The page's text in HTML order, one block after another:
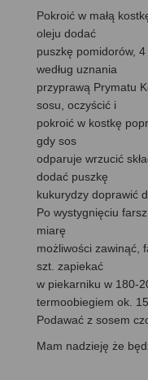
Pokroić w małą
oleju dodać
puszkę pomidorów,
według uznania
przyprawą Prymatu
sosu, oczyścić i
pokroić w kostkę
gdy sos
odparuje wrzucić
dodać puszkę
kukurydzy doprawić
Po wystygnięciu
miarę
możliwości zawinąć,
szt. zapiekać
w piekarniku w 180-
termoobiegiem ok.
Podawać z sosem
Mam nadzieję że